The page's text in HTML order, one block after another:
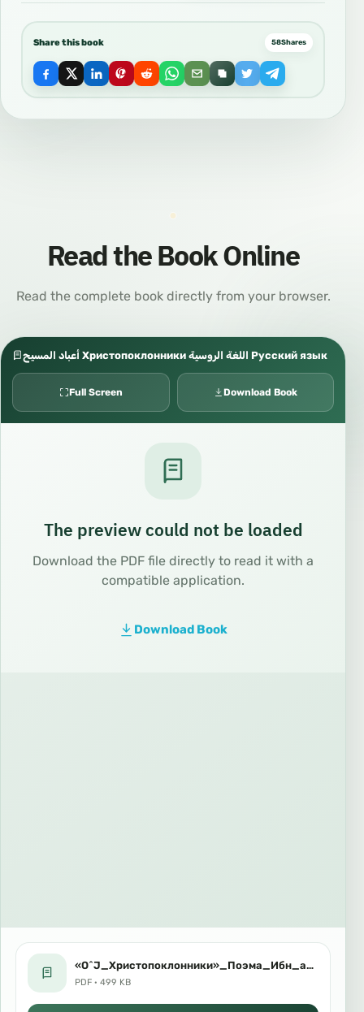
Share this book 58Shares
Read the Book Online
Read the complete book directly from your browser.
أعباد المسيح Христопоклонники اللغة الروسية Русский язык
Full Screen Download Book
The preview could not be loaded
Download the PDF file directly to read it with a
compatible application.
Download Book
«О^J_Христопоклонники»_Поэма_Ибн_аль_Каййима.pdf
PDF · 499 KB